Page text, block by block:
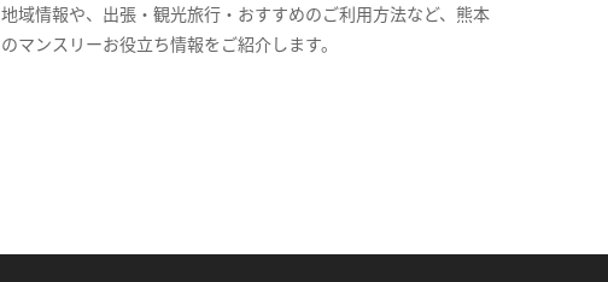
地域情報や、出張・観光旅行・おすすめのご利用方法など、熊本
のマンスリーお役立ち情報をご紹介します。